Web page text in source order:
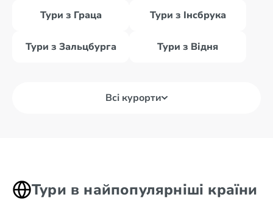
Тури з Граца Тури з Інсбрука
Тури з Зальцбурга Тури з Відня
Всі курорти
Тури в найпопулярніші країни